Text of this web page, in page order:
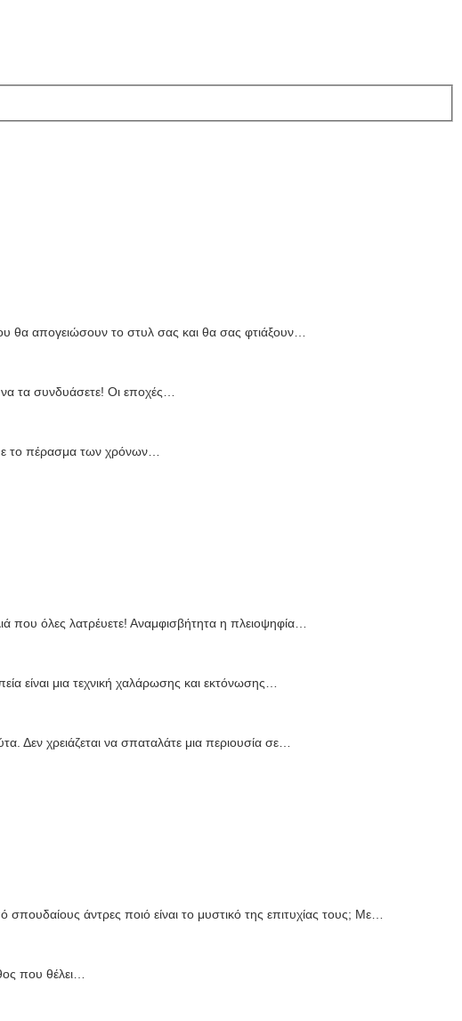
θα απογειώσουν το στυλ σας και θα σας φτιάξουν…
τα συνδυάσετε! Οι εποχές…
το πέρασμα των χρόνων…
που όλες λατρέυετε! Αναμφισβήτητα η πλειοψηφία…
είναι μια τεχνική χαλάρωσης και εκτόνωσης…
χρειάζεται να σπαταλάτε μια περιουσία σε…
σπουδαίους άντρες ποιό είναι το μυστικό της επιτυχίας τους; Με…
που θέλει…